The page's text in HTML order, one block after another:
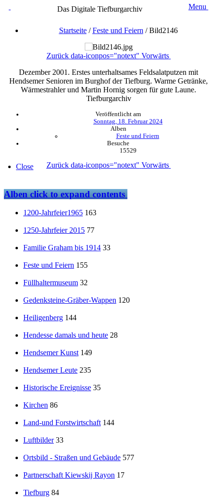
Das Digitale Tiefburgarchiv Menu
Startseite/Feste und Feiern /Bild2146
Zurück data-iconpos="notext" Vorwärts
Dezember 2001. Erstes unterhaltsames Feldsalatputzen mit
Hendsemer Senioren im Burghof der Tiefburg. Warme Getränke,
Wärmestrahler und Martin Hornig sorgen für gute Laune.
Tiefburgarchiv
Veröffentlicht am
Sonntag, 18. Februar 2024
Alben
Feste und Feiern
Besuche
15529
Zurück data-iconpos="notext" Vorwärts
Close
Albenclick to expand contents
1200-Jahrfeier1965 163
1250-Jahrfeier 2015 77
Familie Graham bis 1914 33
Feste und Feiern 155
Füllhaltermuseum 32
Gedenksteine-Gräber-Wappen 120
Heiligenberg 144
Hendesse damals und heute 28
Hendsemer Kunst 149
Hendsemer Leute 235
Historische Ereignisse 35
Kirchen 86
Land-und Forstwirtschaft 144
Luftbilder 33
Ortsbild - Straßen und Gebäude 577
Partnerschaft Kiewskij Rayon 17
Tiefburg 84